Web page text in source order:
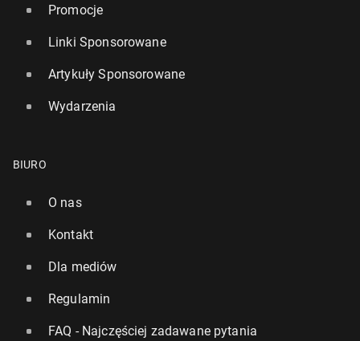
Promocje
Linki Sponsorowane
Artykuły Sponsorowane
Wydarzenia
BIURO
O nas
Kontakt
Dla mediów
Regulamin
FAQ - Najczęściej zadawane pytania